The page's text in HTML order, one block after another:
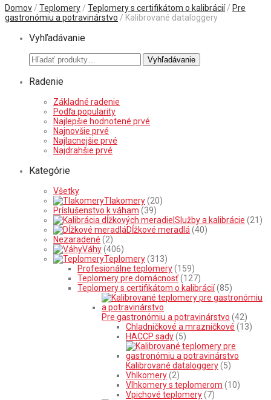
Domov / Teplomery / Teplomery s certifikátom o kalibrácií/ Pre
gastronómiu a potravinárstvo / Kalibrované dataloggery
Vyhľadávanie
Hľadať: Vyhľadávanie
Radenie
Základné radenie
Podľa popularity
Najlepšie hodnotené prvé
Najnovšie prvé
Najlacnejšie prvé
Najdrahšie prvé
Kategórie
Všetky
Tlakomery(20)
Príslušenstvo k váham (39)
Služby a kalibrácie (21)
Dĺžkové meradlá (40)
Nezaradené (2)
Váhy(406)
Teplomery(313)
Profesionálne teplomery(159)
Teplomery pre domácnosť(127)
Teplomery s certifikátom o kalibrácií(85)
Pre gastronómiu a potravinárstvo (42)
Chladničkové a mrazničkové (13)
HACCP sady(5)
Kalibrované dataloggery(5)
Vhlkomery(2)
Vlhkomery s teplomerom (10)
Vpichové teplomery(7)